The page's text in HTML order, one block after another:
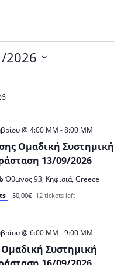
2026
Ομαδική Συστημική
13/09/2026
@ 4:00 ΜΜ -8:00 ΜΜ
Όθωνος 93, Κηφισιά, Greece
50,00€ 12 tickets left
Συστημική
@ 6:00 ΜΜ -9:00 ΜΜ